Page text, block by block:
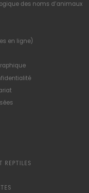
des noms d’animaux
en ligne)
REPTILES